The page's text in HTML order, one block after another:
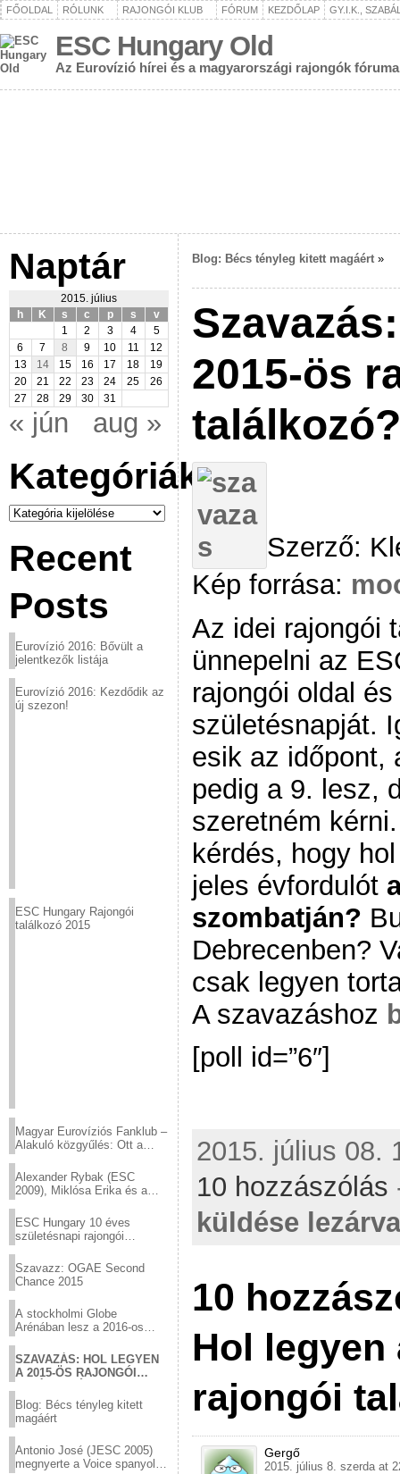
FŐOLDAL RÓLUNK RAJONGÓI KLUB FÓRUM KEZDŐLAP GY.I.K.,
ESC Hungary Old
Az Eurovízió hírei és a magyarországi rajongók fóruma
Naptár
2015. július
h
K s c p s
v
1
2 3 4
5
6
7 8 9 10 11
12
13
14 15 16 17 18
19
20
21 22 23 24 25
26
27
28 29 30 31
« jún aug »
Kategóriák
Kategóriák
Recent
Posts
Eurovízió 2016: Bővült a
jelentkezők listája
Eurovízió 2016: Kezdődik az
új szezon!
ESC Hungary Rajongói
találkozó 2015
Magyar Eurovíziós Fanklub –
Alakuló közgyűlés: Ott a
Alexander Rybak (ESC
2009), Miklósa Erika és a
sztárjai a Margitszigeten
ESC Hungary 10 éves
születésnapi rajongói
Szavazz: OGAE Second
Chance 2015
A stockholmi Globe
Arénában lesz a 2016-os
SZAVAZÁS: HOL LEGYEN
A 2015-ÖS RAJONGÓI
Blog: Bécs tényleg kitett
magáért
Antonio José (JESC 2005)
megnyerte a Voice spanyol
Blog: Bécs tényleg kitett magáért »
2015-ös
találkozó?
Szerző:
Kép forrása:
Az idei rajongói
ünnepelni az
rajongói oldal
születésnapját.
esik az időpont,
pedig a 9. lesz,
szeretném
kérdés, hogy
jeles évfordulót
szombatján?
Debrecenben?
csak legyen
A szavazáshoz
[poll id=”6″]
2015. július 08.
10 hozzászólás
küldése
10
Hol legyen
rajongói
Gergő
2015. július 8. szerda at